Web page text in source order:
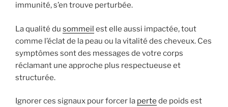
immunité, s’en trouve perturbée.
La qualité du sommeil est elle aussi impactée, tout
comme l’éclat de la peau ou la vitalité des cheveux. Ces
symptômes sont des messages de votre corps
réclamant une approche plus respectueuse et
structurée.
Ignorer ces signaux pour forcer la perte de poids est